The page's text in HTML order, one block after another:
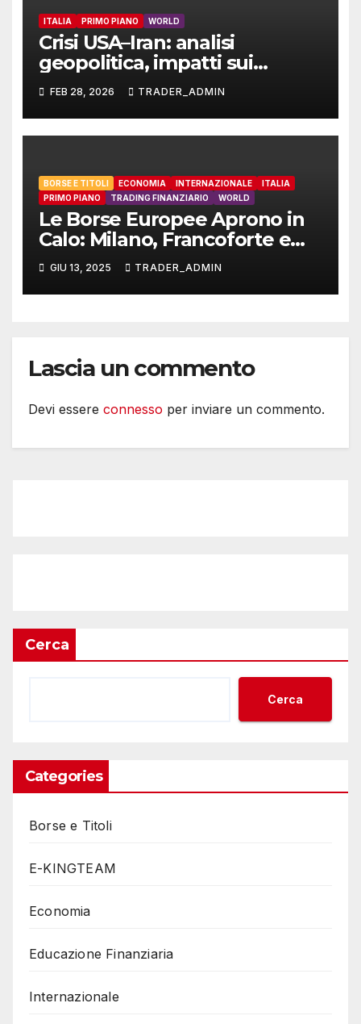
ITALIA PRIMO PIANO WORLD
Crisi USA–Iran: analisi
geopolitica, impatti sui
mercati e riflessi sull’Italia
FEB 28, 2026 TRADER_ADMIN
BORSE E TITOLI ECONOMIA INTERNAZIONALE
ITALIA
PRIMO PIANO
TRADING FINANZIARIO WORLD
Le Borse Europee Aprono in
Calo: Milano, Francoforte e
Parigi in Rosso
GIU 13, 2025 TRADER_ADMIN
Lascia un commento
Devi essere connesso per inviare un commento.
Cerca
Cerca
Categories
Borse e Titoli
E-KINGTEAM
Economia
Educazione Finanziaria
Internazionale